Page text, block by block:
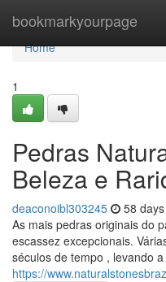
bookmarkyourpage
Home
Home
1
Pedras
Beleza e
deaconoibl303245 58
As mais pedras originais do
escassez excepcionais.
séculos de tempo , levando
https://